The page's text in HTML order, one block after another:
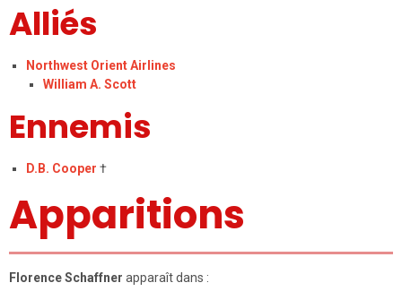
Alliés
Northwest Orient Airlines
William A. Scott
Ennemis
D.B. Cooper †
Apparitions
Florence Schaffner apparaît dans :